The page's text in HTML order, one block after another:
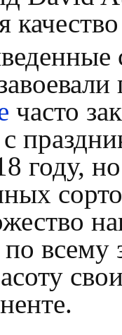
часто
с
году,
всему